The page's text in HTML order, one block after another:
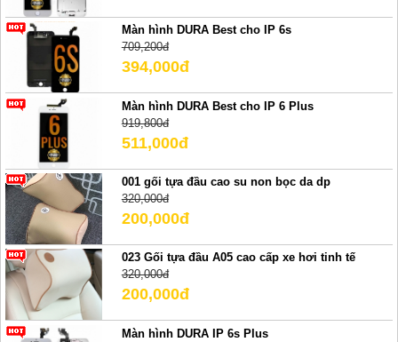
Màn hình DURA Best cho IP 6s
709,200đ
394,000đ
Màn hình DURA Best cho IP 6 Plus
919,800đ
511,000đ
001 gối tựa đầu cao su non bọc da dp
320,000đ
200,000đ
023 Gối tựa đầu A05 cao cấp xe hơi tinh tế
320,000đ
200,000đ
Màn hình DURA IP 6s Plus